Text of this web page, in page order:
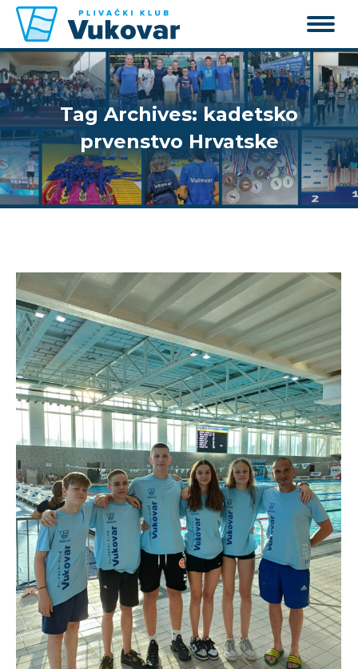
Tag Archives: kadetsko
prvenstvo Hrvatske